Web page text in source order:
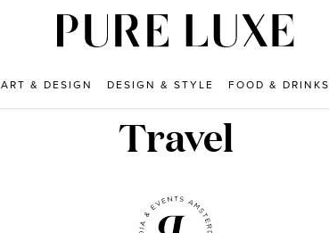
ART & DESIGN DESIGN & STYLE FOOD & DRINKS
Travel